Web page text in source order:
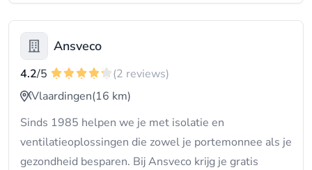
Ansveco
4.2/5
(2 reviews)
Vlaardingen(16 km)
Sinds 1985 helpen we je met isolatie en
ventilatieoplossingen die zowel je portemonnee als je
gezondheid besparen. Bij Ansveco krijg je gratis